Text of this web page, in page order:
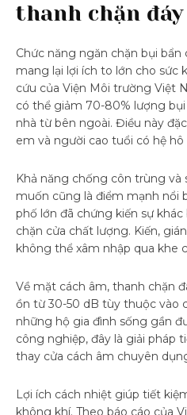
thanh chặn đáy
Chức năng ngăn chặn bụi bẩn
mang lại lợi ích to lớn cho sức
cứu của Viện Môi trường Việt
có thể giảm 70-80% lượng
nhà từ bên ngoài. Điều này
em và người cao tuổi có hệ hô
Khả năng chống côn trùng
muốn cũng là điểm mạnh nổi
phố lớn đã chứng kiến sự
chặn cửa chất lượng. Kiến,
không thể xâm nhập qua khe
Về mặt cách âm, thanh chặn
ồn từ 30-50 dB tùy thuộc vào
những hộ gia đình sống gần
công nghiệp, đây là giải pháp
thay cửa cách âm chuyên
Lợi ích cách nhiệt giúp tiết
không khí. Theo báo cáo của